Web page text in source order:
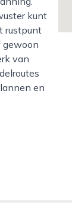
kunt
rustpunt
gewoon
van
en